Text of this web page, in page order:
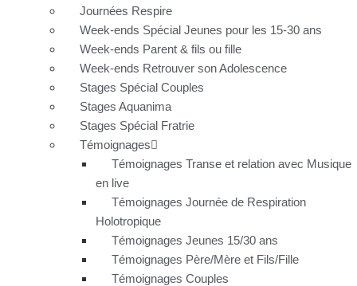
Journées Respire
Week-ends Spécial Jeunes pour les 15-30 ans
Week-ends Parent & fils ou fille
Week-ends Retrouver son Adolescence
Stages Spécial Couples
Stages Aquanima
Stages Spécial Fratrie
Témoignages
Témoignages Transe et relation avec Musique
en live
Témoignages Journée de Respiration
Holotropique
Témoignages Jeunes 15/30 ans
Témoignages Père/Mère et Fils/Fille
Témoignages Couples